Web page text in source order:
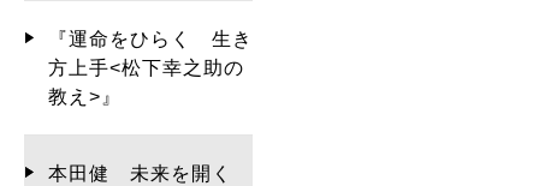
『運命をひらく 生き
方上手<松下幸之助の
教え>』
本田健 未来を開く